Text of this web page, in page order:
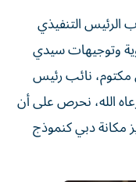
الرئيس التنفيذي
وتوجيهات سيدي
نائب رئيس
الله، نحرص على أن
مكانة دبي كنموذج